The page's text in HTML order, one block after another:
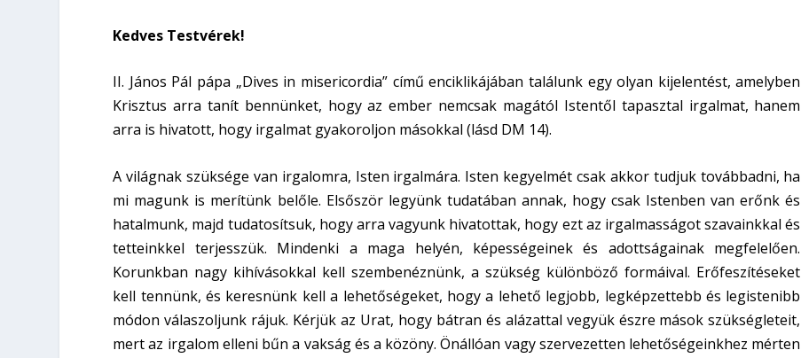
Kedves Testvérek!
II. János Pál pápa „Dives in misericordia” című enciklikájában találunk egy olyan kijelentést, amelyben
Krisztus arra tanít bennünket, hogy az ember nemcsak magától Istentől tapasztal irgalmat, hanem
arra is hivatott, hogy irgalmat gyakoroljon másokkal (lásd DM 14).
A világnak szüksége van irgalomra, Isten irgalmára. Isten kegyelmét csak akkor tudjuk továbbadni, ha
mi magunk is merítünk belőle. Elsőször legyünk tudatában annak, hogy csak Istenben van erőnk és
hatalmunk, majd tudatosítsuk, hogy arra vagyunk hivatottak, hogy ezt az irgalmasságot szavainkkal és
tetteinkkel terjesszük. Mindenki a maga helyén, képességeinek és adottságainak megfelelően.
Korunkban nagy kihívásokkal kell szembenéznünk, a szükség különböző formáival. Erőfeszítéseket
kell tennünk, és keresnünk kell a lehetőségeket, hogy a lehető legjobb, legképzettebb és legistenibb
módon válaszoljunk rájuk. Kérjük az Urat, hogy bátran és alázattal vegyük észre mások szükségleteit,
mert az irgalom elleni bűn a vakság és a közöny. Önállóan vagy szervezetten lehetőségeinkhez mérten